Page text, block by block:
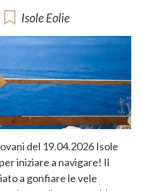
Isole Eolie
del 19.04.2026 Isole
iniziare a navigare! Il
a gonfiare le vele